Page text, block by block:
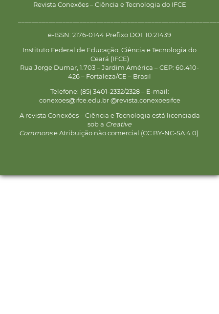
Revista Conexões – Ciência e Tecnologia do IFCE
e-ISSN: 2176-0144 Prefixo DOI: 10.21439
Instituto Federal de Educação, Ciência e Tecnologia do
Ceará (IFCE)
Rua Jorge Dumar, 1.703 – Jardim América – CEP: 60.410-
426 – Fortaleza/CE – Brasil
Telefone: (85) 3401-2332/2328 – E-mail:
conexoes@ifce.edu.br @revista.conexoesifce
A revista Conexões – Ciência e Tecnologia está licenciada
sob a Creative
Commonse Atribuição não comercial (CC BY-NC-SA 4.0).